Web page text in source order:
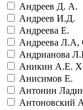
Андреев Д. А.
Андреев И.Д.
Андреева Е.
Андреева
Андрианова
Аникин А.Е.
Анисимов Е.
Антонин
Антоновский